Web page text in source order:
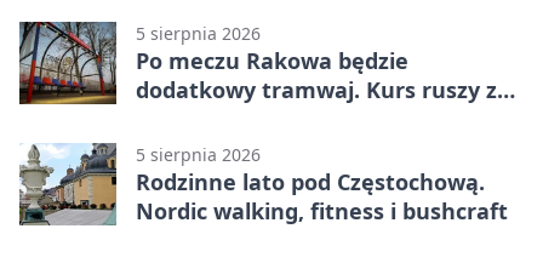
5 sierpnia 2026
Po meczu Rakowa będzie
dodatkowy tramwaj. Kurs ruszy ze
5 sierpnia 2026
Rodzinne lato pod Częstochową.
Nordic walking, fitness i bushcraft